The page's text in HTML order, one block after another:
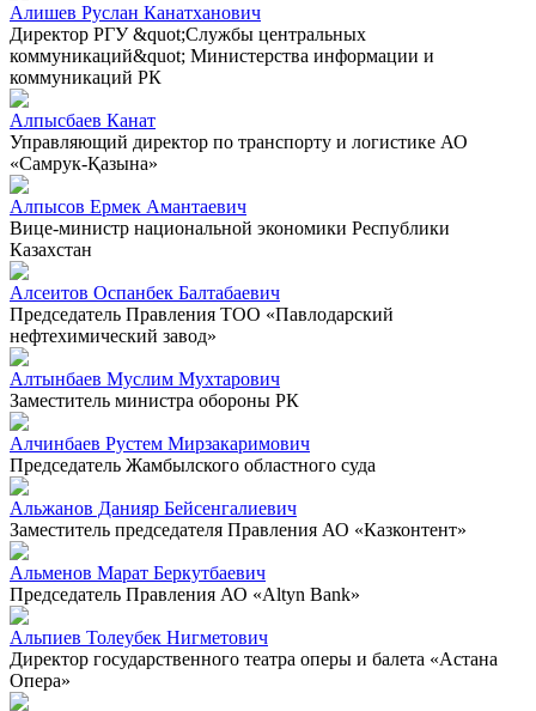
Алишев Руслан Канатханович
Директор РГУ &quot;Службы центральных
коммуникаций&quot; Министерства информации и
коммуникаций РК
Алпысбаев Канат
Управляющий директор по транспорту и логистике АО
«Самрук-Қазына»
Алпысов Ермек Амантаевич
Вице-министр национальной экономики Республики
Казахстан
Алсеитов Оспанбек Балтабаевич
Председатель Правления ТОО «Павлодарский
нефтехимический завод»
Алтынбаев Муслим Мухтарович
Заместитель министра обороны РК
Алчинбаев Рустем Мирзакаримович
Председатель Жамбылского областного суда
Альжанов Данияр Бейсенгалиевич
Заместитель председателя Правления АО «Казконтент»
Альменов Марат Беркутбаевич
Председатель Правления АО «Altyn Bank»
Альпиев Толеубек Нигметович
Директор государственного театра оперы и балета «Астана
Опера»